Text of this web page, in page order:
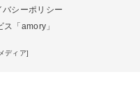
バシーポリシー
ス「amory」
ディア]